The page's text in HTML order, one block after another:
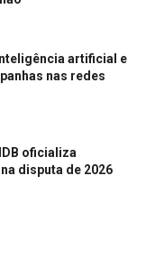
artificial e
nas redes
oficializa
disputa de 2026